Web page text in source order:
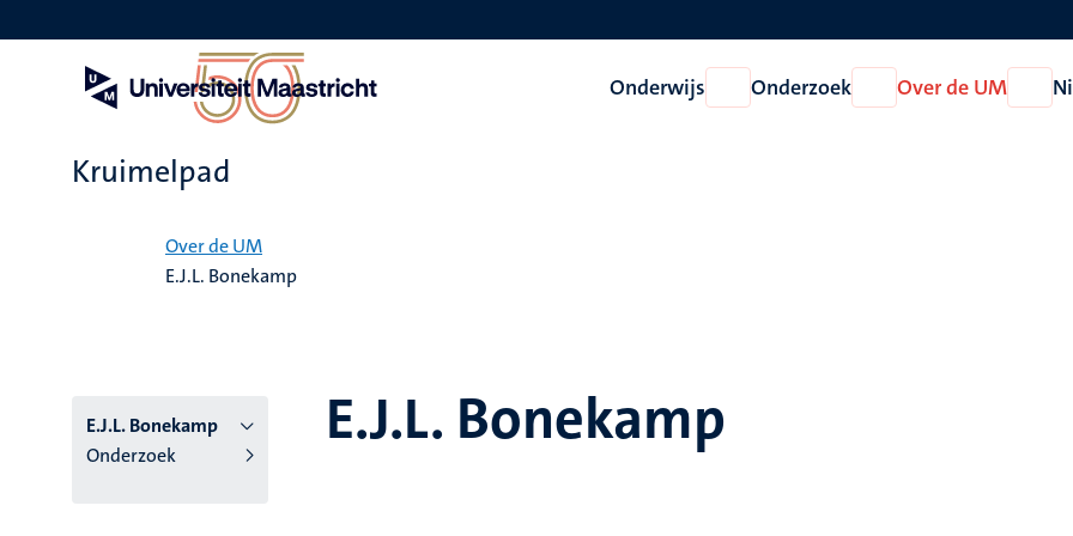
en
Onderwijs
Open
Onderwijs
Onderzoek
Open
Onderzoek
Over de UM
Open
Over
Kruimelpad
Over de UM
E.J.L. Bonekamp
E.J.L. Bonekamp
Onderzoek
E.J.L. Bonekamp